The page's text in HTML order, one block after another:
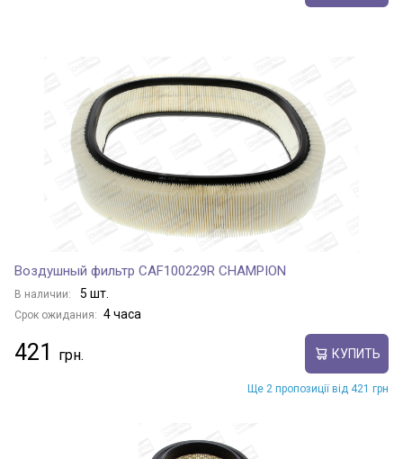
Воздушный фильтр CAF100229R CHAMPION
В наличии: 5 шт.
Срок ожидания: 4 часа
421 КУПИТЬ
Ще 2 пропозиції від 421 грн